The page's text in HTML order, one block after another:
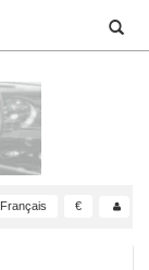
Français €